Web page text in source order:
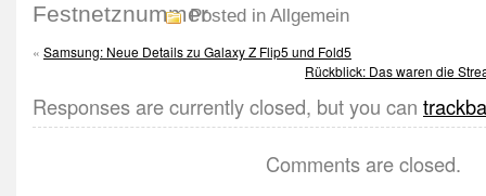
Posted in Allgemein
« Samsung: Neue Details zu Galaxy Z Flip5 und Fold5
Rückblick: Das waren die
Responses are currently closed, but you can
Comments are closed.